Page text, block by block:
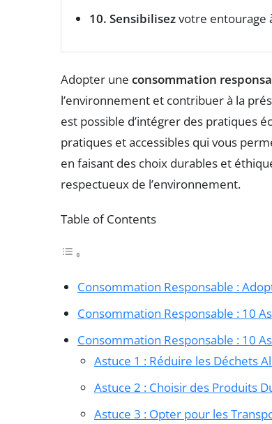
10. Sensibilisezvotre entourage
Adopter une consommation
l’environnement et contribuer à la
est possible d’intégrer des pratiques
pratiques et accessibles qui vous
en faisant des choix durables et
respectueux de l’environnement.
Table of Contents
Consommation Responsable :
Consommation Responsable : 10
Consommation Responsable : 10
Astuce 1 : Réduire les Déchets
Astuce 2 : Choisir des Produits
Astuce 3 : Opter pour les